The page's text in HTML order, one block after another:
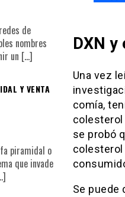
DXN y
Una vez
comía,
colesterol
se probó
colesterol
Se puede
de
nombres
un […]
Y VENTA
piramidal o
que invade